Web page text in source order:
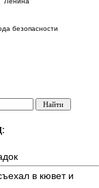
в кювет и